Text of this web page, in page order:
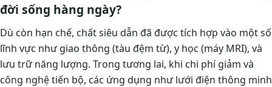
đời sống hàng ngày?
Dù còn hạn chế, chất siêu dẫn đã được tích hợp vào một số
lĩnh vực như giao thông (tàu đệm từ), y học (máy MRI), và
lưu trữ năng lượng. Trong tương lai, khi chi phí giảm và
công nghệ tiến bộ, các ứng dụng như lưới điện thông minh